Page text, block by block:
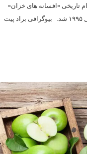
تاریخی «افسانه های خزان»
نامزد برترین بازیگر مرد در مراسم گلدن گلوب سال ۱۹۹۵ شد. بیوگرافی براد پیت